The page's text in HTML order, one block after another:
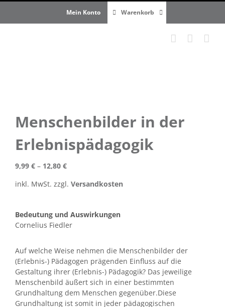
Mein Konto Warenkorb
Menschenbilder in der
Erlebnispädagogik
9,99 € – 12,80 €
inkl. MwSt. zzgl. Versandkosten
Bedeutung und Auswirkungen
Cornelius Fiedler
Auf welche Weise nehmen die Menschenbilder der
(Erlebnis-) Pädagogen prägenden Einfluss auf die
Gestaltung ihrer (Erlebnis-) Pädagogik? Das jeweilige
Menschenbild äußert sich in einer bestimmten
Grundhaltung dem Menschen gegenüber.Diese
Grundhaltung ist somit in jeder pädagogischen